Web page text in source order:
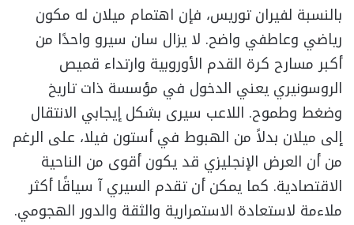
بالنسبة لفيران توريس، فإن اهتمام ميلان له مكون
رياضي وعاطفي واضح. لا يزال سان سيرو واحدًا من
أكبر مسارح كرة القدم الأوروبية وارتداء قميص
الروسونيري يعني الدخول في مؤسسة ذات تاريخ
وضغط وطموح. اللاعب سيرى بشكل إيجابي الانتقال
إلى ميلان بدلاً من الهبوط في أستون فيلا، على الرغم
من أن العرض الإنجليزي قد يكون أقوى من الناحية
الاقتصادية. كما يمكن أن تقدم السيري آ سياقًا أكثر
ملاءمة لاستعادة الاستمرارية والثقة والدور الهجومي.